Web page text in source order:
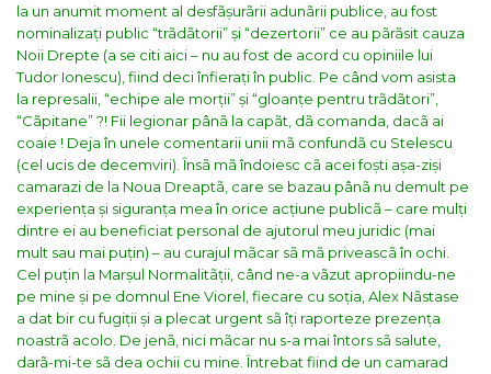
la un anumit moment al desfãșurãrii adunãrii publice, au fost
nominalizați public “trãdãtorii” și “dezertorii” ce au pãrãsit cauza
Noii Drepte (a se citi aici – nu au fost de acord cu opiniile lui
Tudor Ionescu), fiind deci înfierați în public. Pe când vom asista
la represalii, “echipe ale morții” și “gloanțe pentru trãdãtori”,
“Cãpitane” ?! Fii legionar pânã la capãt, dã comanda, dacã ai
coaie ! Deja în unele comentarii unii mã confundã cu Stelescu
(cel ucis de decemviri). Însã mã îndoiesc cã acei foști așa-ziși
camarazi de la Noua Dreaptã, care se bazau pânã nu demult pe
experiența și siguranța mea în orice acțiune publicã – care mulți
dintre ei au beneficiat personal de ajutorul meu juridic (mai
mult sau mai puțin) – au curajul mãcar sã mã priveascã în ochi.
Cel puțin la Marșul Normalitãții, când ne-a vãzut apropiindu-ne
pe mine și pe domnul Ene Viorel, fiecare cu soția, Alex Nãstase
a dat bir cu fugiții și a plecat urgent sã îți raporteze prezența
noastrã acolo. De jenã, nici mãcar nu s-a mai întors sã salute,
darã-mi-te sã dea ochii cu mine. Întrebat fiind de un camarad